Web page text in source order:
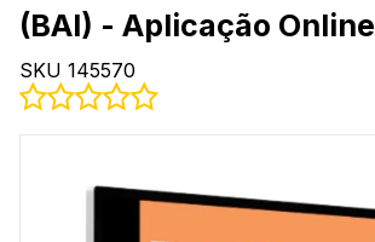
(BAI) - Aplicação Online
SKU 145570